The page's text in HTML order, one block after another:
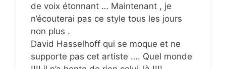
de voix étonnant … Maintenant , je
n’écouterai pas ce style tous les jours
non plus .
David Hasselhoff qui se moque et ne
supporte pas cet artiste …. Quel monde